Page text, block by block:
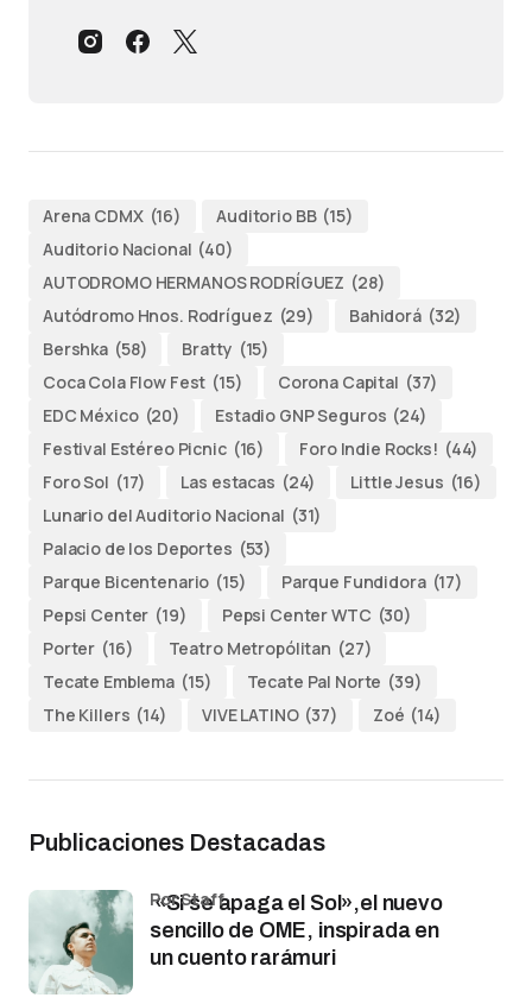
Arena CDMX (16) Auditorio BB (15)
Auditorio Nacional (40)
AUTODROMO HERMANOS RODRÍGUEZ (28)
Autódromo Hnos. Rodríguez (29) Bahidorá (32)
Bershka (58) Bratty (15)
Coca Cola Flow Fest (15) Corona Capital (37)
EDC México (20) Estadio GNP Seguros (24)
Festival Estéreo Picnic (16) Foro Indie Rocks! (44)
Foro Sol (17) Las estacas (24) Little Jesus (16)
Lunario del Auditorio Nacional (31)
Palacio de los Deportes (53)
Parque Bicentenario (15) Parque Fundidora (17)
Pepsi Center (19) Pepsi Center WTC (30)
Porter (16) Teatro Metropólitan (27)
Tecate Emblema (15) Tecate Pal Norte (39)
The Killers (14) VIVE LATINO (37) Zoé (14)
Publicaciones Destacadas
«Si se apaga el Sol»,el nuevo
sencillo de OME, inspirada en
un cuento rarámuri
por Staff